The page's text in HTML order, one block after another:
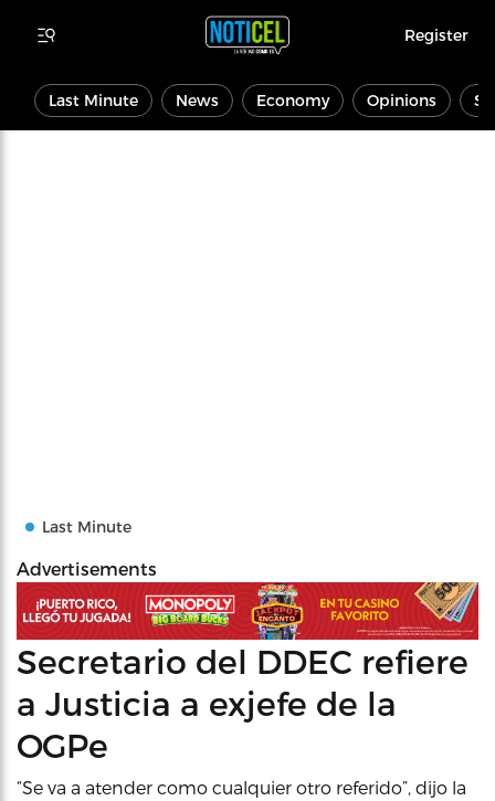
Register
Last Minute News Economy Opinions
Last Minute
Advertisements
Secretario del DDEC refiere
a Justicia a exjefe de la
OGPe
“Se va a atender como cualquier otro referido”, dijo la